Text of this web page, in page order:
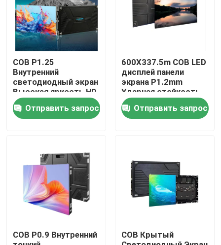
Продукты
Видеозаписи
VR-шоу
COB P1.25
Внутренний
светодиодный экран
Высокая яркость HD
Внутренний
видеостенный
панель
Отправить запрос
600X337.5m COB LED
дисплей панели
экрана P1.2mm
Ударная стойкость
Отправить запрос
COB P0.9 Внутренний
COB Крытый